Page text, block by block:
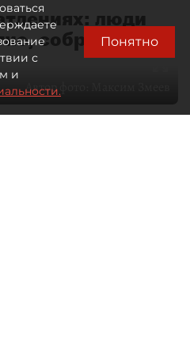
люди
собранное
Автор фото:
с
и
Понятно